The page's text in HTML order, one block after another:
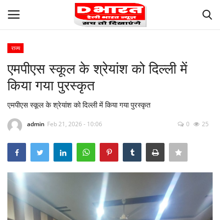
Careers
Terms and Conditions
Privacy
Our Team
Contact us
राज्य
एमपीएस स्कूल के श्रेयांश को दिल्ली में
किया गया पुरस्कृत
एमपीएस स्कूल के श्रेयांश को दिल्ली में किया गया पुरस्कृत
admin Feb 21, 2026 - 10:06 0 25